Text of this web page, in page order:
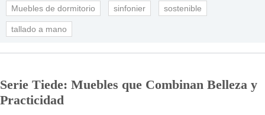
Muebles de dormitorio sinfonier sostenible
tallado a mano
Serie Tiede: Muebles que Combinan Belleza y
Practicidad